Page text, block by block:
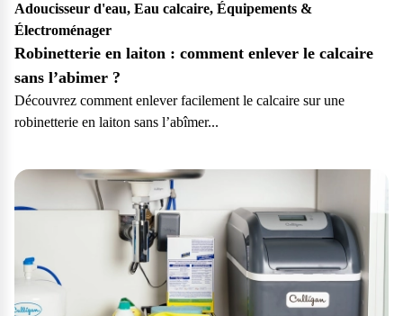
Adoucisseur d'eau, Eau calcaire, Équipements &
Électroménager
Robinetterie en laiton : comment enlever le calcaire
sans l’abimer ?
Découvrez comment enlever facilement le calcaire sur une
robinetterie en laiton sans l’abîmer...